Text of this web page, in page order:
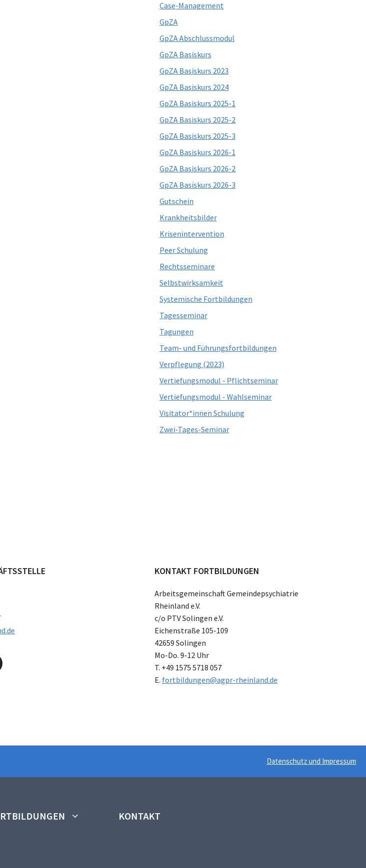
Case-Management
GpZA
GpZA Abschlussmodul
GpZA Basiskurs
GpZA Basiskurs 2023
GpZA Basiskurs 2024
GpZA Basiskurs 2025-1
GpZA Basiskurs 2025-2
GpZA Basiskurs 2025-3
GpZA Basiskurs 2026-1
GpZA Basiskurs 2026-2
GpZA Basiskurs 2026-3
Gutschein
Krankheitsbilder
Krisenintervention
Peer Schulung
Rechtsseminare
Selbstwirksamkeit
Systemische Fortbildungen
Tagesseminar
Tagungen
Team- und Führungsfortbildungen
Verpflegung (2023)
Vertiefungsmodul - Pflichtseminar
Vertiefungsmodul - Wahlseminar
Visitator*innen Schulung
Zwei-Tages-Seminar
KONTAKT FORTBILDUNGEN
Arbeitsgemeinschaft Gemeindepsychiatrie
Rheinland e.V.
c/o PTV Solingen e.V.
Eichenstraße 105-109
42659 Solingen
Mo-Do. 9-12 Uhr
T. +49 1575 5718 057
E. fortbildungen@agpr-rheinland.de
Datenschutz und Impressum
KONTAKT